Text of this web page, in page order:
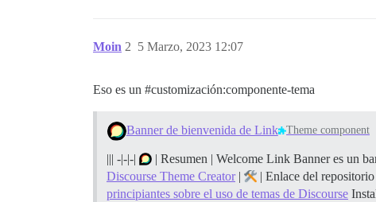
Moin 5 Marzo, 2023 12:07
2
Eso es un #customización:componente-tema
Banner de bienvenida de Link Theme component
||| -|-|-| | Resumen | Welcome Link Banner es un
Discourse Theme Creator| | Enlace del repositorio
principiantes sobre el uso de temas de Discourse